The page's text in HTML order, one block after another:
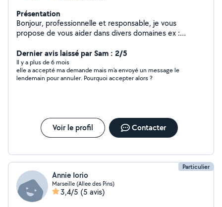
Présentation
Bonjour, professionnelle et responsable, je vous
propose de vous aider dans divers domaines ex :
accompagnement RDV médicaux, préparation repas et
ménage.
Dernier avis laissé par Sam : 2/5
Il y a plus de 6 mois
elle a accepté ma demande mais m'a envoyé un message le
lendemain pour annuler. Pourquoi accepter alors ?
Voir le profil Contacter
Particulier
Annie Iorio
Marseille (Allee des Pins)
3,4/5 (5 avis)